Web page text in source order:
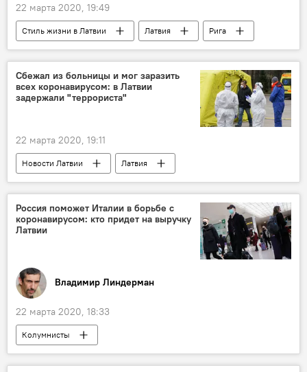
22 марта 2020, 19:49
Стиль жизни в Латвии Латвия
Рига
Голливуд
актер
Сбежал из больницы и мог заразить
всех коронавирусом: в Латвии
задержали "террориста"
22 марта 2020, 19:11
Новости Латвии
Латвия
коронавирус
террорист
заражение
Россия поможет Италии в борьбе с
коронавирусом: кто придет на выручку
Латвии
Владимир Линдерман
22 марта 2020, 18:33
Колумнисты